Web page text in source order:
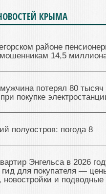
КРЫМА
районе
14,5
потерял 80 тысяч
покупке
полуостров: погода 8
Энгельса в 2026
для покупателя —
новостройки и подводные